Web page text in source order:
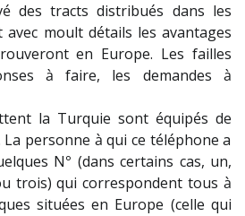
des tracts distribués dans les
avec moult détails les avantages
en Europe. Les failles
à faire, les demandes à
la Turquie sont équipés de
La personne à qui ce téléphone a
N° (dans certains cas, un,
trois) qui correspondent tous à
situées en Europe (celle qui